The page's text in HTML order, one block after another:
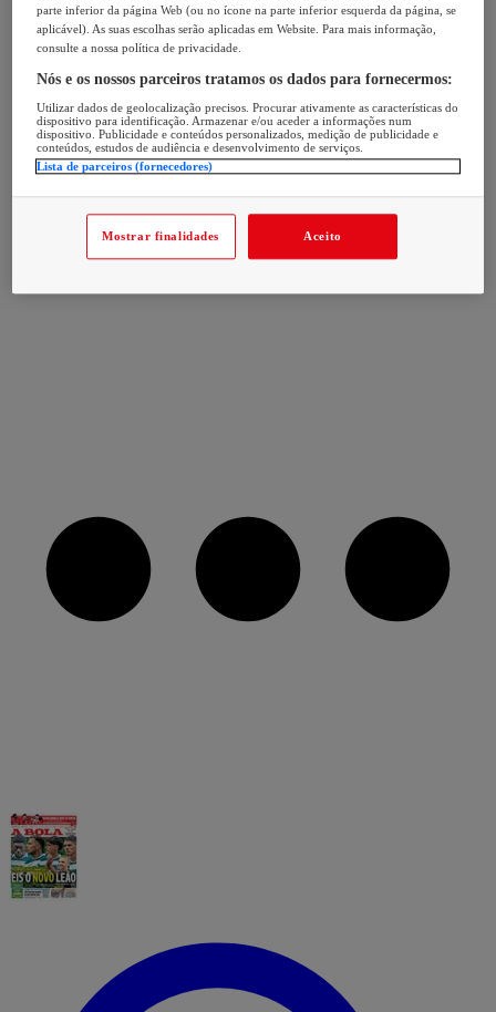
parte inferior da página Web (ou no ícone na parte inferior esquerda da página, se
aplicável). As suas escolhas serão aplicadas em Website. Para mais informação,
consulte a nossa política de privacidade.
Nós e os nossos parceiros tratamos os dados para fornecermos:
Utilizar dados de geolocalização precisos. Procurar ativamente as características do
dispositivo para identificação. Armazenar e/ou aceder a informações num
dispositivo. Publicidade e conteúdos personalizados, medição de publicidade e
conteúdos, estudos de audiência e desenvolvimento de serviços.
Lista de parceiros (fornecedores)
Mostrar finalidades Aceito